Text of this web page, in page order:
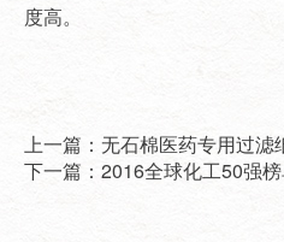
度高。
上一篇：无石棉医药专用过滤
下一篇：2016全球化工50强